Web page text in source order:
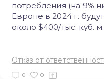
потребления (на 9%
Европе в 2024 г.
около $400/тыс. куб. м.
Отказ от
0 0